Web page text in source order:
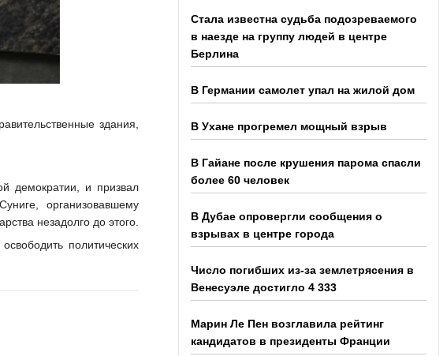
здания,
демократии, и призвал
организовавшему
незадолго до этого.
политических
Стала известна судьба подозреваемого
в наезде на группу людей в центре
Берлина
В Германии самолет упал на жилой дом
В Ухане прогремел мощный взрыв
В Гайане после крушения парома спасли
более 60 человек
В Дубае опровергли сообщения о
взрывах в центре города
Число погибших из-за землетрясения в
Венесуэле достигло 4 333
Марин Ле Пен возглавила рейтинг
кандидатов в президенты Франции